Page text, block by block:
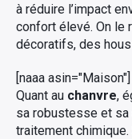
à réduire l’impact
confort élevé. On le
décoratifs, des
[naaa asin="Maison"]
Quant au chanvre,
sa robustesse et sa
traitement